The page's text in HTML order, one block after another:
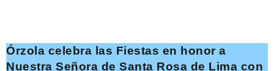
Órzola celebra las Fiestas en honor a
Nuestra Señora de Santa Rosa de Lima con